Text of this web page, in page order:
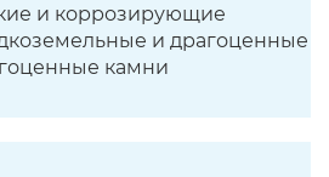
и коррозирующие
и драгоценные
камни